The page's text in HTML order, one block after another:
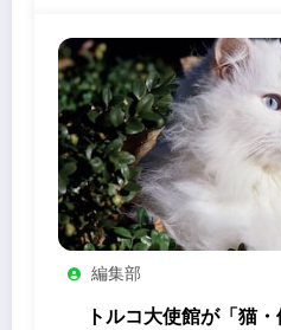
編集部
トルコ大使館が「猫